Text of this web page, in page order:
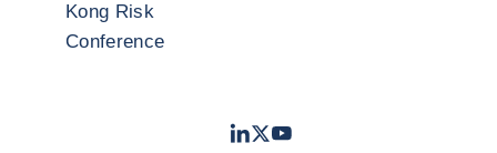
Kong Risk
Conference
LinkedIn
TwitterYoutube